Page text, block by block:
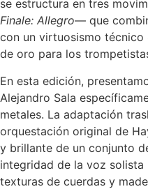
se estructura en tres
Finale: Allegro— que
con un virtuosismo técnico
de oro para los
En esta edición,
Alejandro Sala
metales. La adaptación
orquestación original de
y brillante de un conjunto
integridad de la voz
texturas de cuerdas y